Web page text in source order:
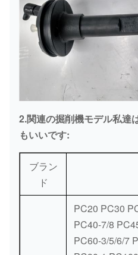
2.関連の掘削機モデル私達
もいいです:
ブラン
ド
PC20 PC30
PC40-7/8
PC60-3/5/6/7